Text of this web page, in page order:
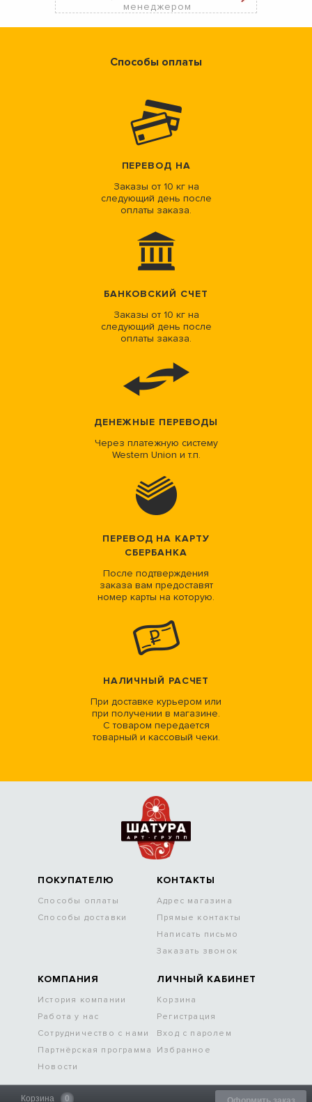
менеджером
Способы оплаты
ПЕРЕВОД НА
Заказы от 10 кг на
следующий день после
оплаты заказа.
БАНКОВСКИЙ СЧЕТ
Заказы от 10 кг на
следующий день после
оплаты заказа.
ДЕНЕЖНЫЕ ПЕРЕВОДЫ
Через платежную систему
Western Union и т.п.
ПЕРЕВОД НА КАРТУ
СБЕРБАНКА
После подтверждения
заказа вам предоставят
номер карты на которую.
НАЛИЧНЫЙ РАСЧЕТ
При доставке курьером или
при получении в магазине.
С товаром передается
товарный и кассовый чеки.
ПОКУПАТЕЛЮ
Способы оплаты
Способы доставки
КОНТАКТЫ
Адрес магазина
Прямые контакты
Написать письмо
Заказать звонок
КОМПАНИЯ
История компании
Работа у нас
Сотрудничество с нами
Партнёрская программа
Новости
ЛИЧНЫЙ КАБИНЕТ
Корзина
Регистрация
Вход с паролем
Избранное
Корзина 0